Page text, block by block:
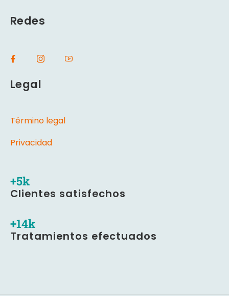
Redes
Legal
Término legal
Privacidad
+5k
Clientes satisfechos
+17k
Tratamientos efectuados